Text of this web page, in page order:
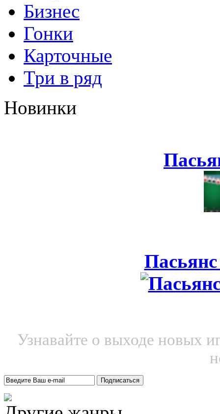
Бизнес
Гонки
Карточные
Три в ряд
Новинки
Узнавайте о выходе новых